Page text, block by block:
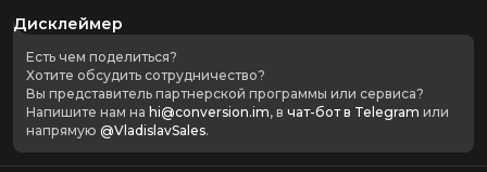
Дисклеймер
Есть чем поделиться?
Хотите обсудить сотрудничество?
Вы представитель партнерской программы или сервиса?
Напишите нам на hi@conversion.im, в чат-бот в Telegram или
напрямую @VladislavSales.